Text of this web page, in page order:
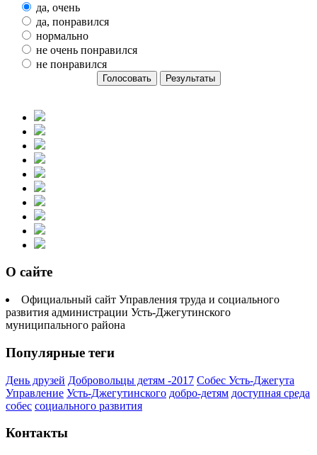
да, очень
да, понравился
нормально
не очень понравился
не понравился
О сайте
Официальный сайт Управления труда и социального
развития администрации Усть-Джегутинского
муниципального района
Популярные теги
День друзей Добровольцы детям -2017 Собес Усть-Джегута
Управление Усть-Джегутинского добро-детям доступная среда
собес социального развития
Контакты